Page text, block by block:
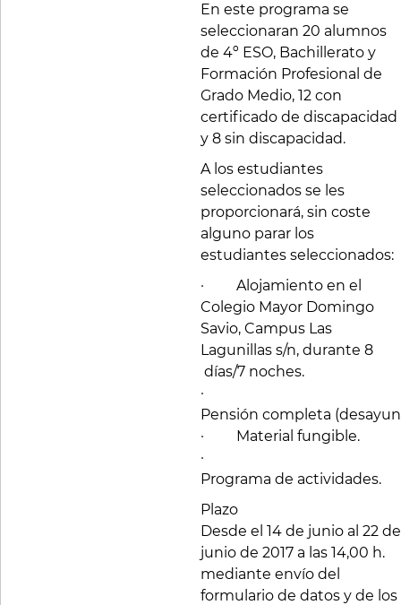
En este programa se
seleccionaran 20 alumnos
de 4º ESO, Bachillerato y
Formación Profesional de
Grado Medio, 12 con
certificado de discapacidad
y 8 sin discapacidad.
A los estudiantes
seleccionados se les
proporcionará, sin coste
alguno parar los
estudiantes seleccionados:
· Alojamiento en el
Colegio Mayor Domingo
Savio, Campus Las
Lagunillas s/n, durante 8
días/7 noches.
·
Pensión completa
· Material fungible.
·
Programa de actividades.
Plazo
Desde el 14 de junio al 22 de
junio de 2017 a las 14,00 h.
mediante envío del
formulario de datos y de los